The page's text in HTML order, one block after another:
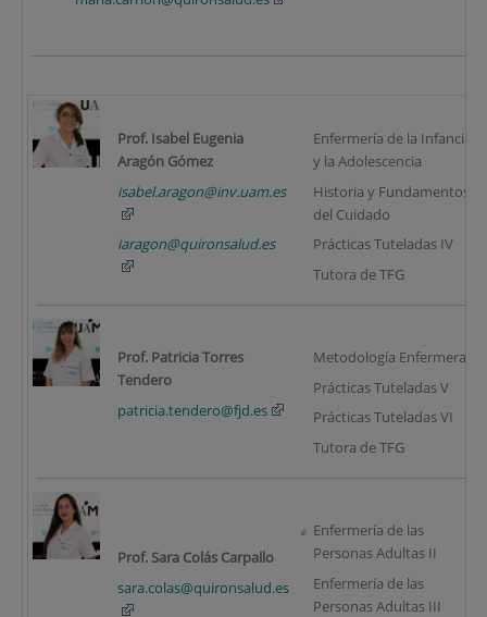
Prof. Isabel Eugenia
Aragón Gómez
isabel.aragon@inv.uam.es
iaragon@quironsalud.es
Enfermería de la Infancia
y la Adolescencia
Historia y Fundamentos
del Cuidado
Prácticas Tuteladas IV
Tutora de TFG
Prof. Patricia Torres
Tendero
patricia.tendero@fjd.es
Metodología Enfermera
Prácticas Tuteladas V
Prácticas Tuteladas VI
Tutora de TFG
Prof. Sara Colás Carpallo
sara.colas@quironsalud.es
Enfermería de las
Personas Adultas II
Enfermería de las
Personas Adultas III